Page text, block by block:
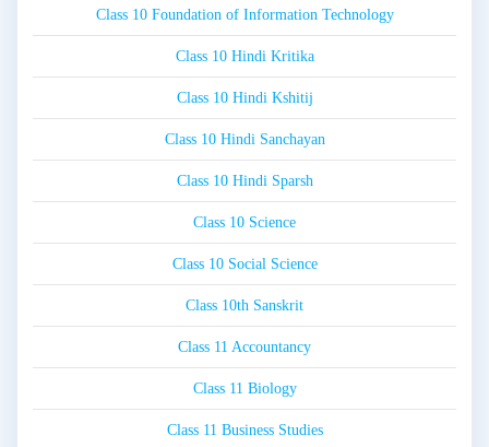
Class 10 Foundation of Information Technology
Class 10 Hindi Kritika
Class 10 Hindi Kshitij
Class 10 Hindi Sanchayan
Class 10 Hindi Sparsh
Class 10 Science
Class 10 Social Science
Class 10th Sanskrit
Class 11 Accountancy
Class 11 Biology
Class 11 Business Studies